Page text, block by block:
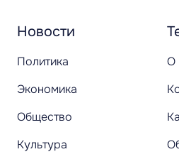
Новости
Политика
Экономика
Общество
Культура
О